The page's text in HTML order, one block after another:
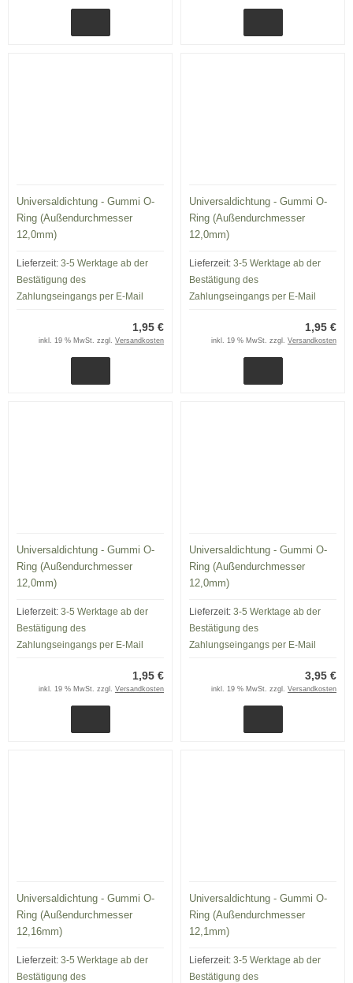
Universaldichtung - Gummi O-
Ring (Außendurchmesser
12,0mm)
Lieferzeit: 3-5 Werktage ab der
Bestätigung des
Zahlungseingangs per E-Mail
1,95 €
inkl. 19 % MwSt. zzgl. Versandkosten
Universaldichtung - Gummi O-
Ring (Außendurchmesser
12,0mm)
Lieferzeit: 3-5 Werktage ab der
Bestätigung des
Zahlungseingangs per E-Mail
1,95 €
inkl. 19 % MwSt. zzgl. Versandkosten
Universaldichtung - Gummi O-
Ring (Außendurchmesser
12,0mm)
Lieferzeit: 3-5 Werktage ab der
Bestätigung des
Zahlungseingangs per E-Mail
1,95 €
inkl. 19 % MwSt. zzgl. Versandkosten
Universaldichtung - Gummi O-
Ring (Außendurchmesser
12,0mm)
Lieferzeit: 3-5 Werktage ab der
Bestätigung des
Zahlungseingangs per E-Mail
3,95 €
inkl. 19 % MwSt. zzgl. Versandkosten
Universaldichtung - Gummi O-
Ring (Außendurchmesser
12,16mm)
Lieferzeit: 3-5 Werktage ab der
Bestätigung des
Universaldichtung - Gummi O-
Ring (Außendurchmesser
12,1mm)
Lieferzeit: 3-5 Werktage ab der
Bestätigung des